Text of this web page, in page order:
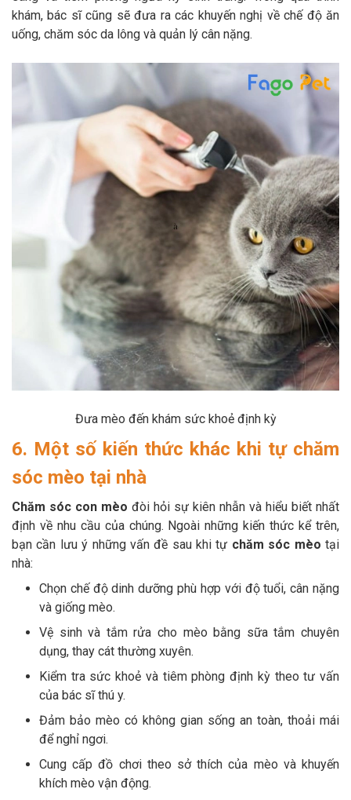
khám, bác sĩ cũng sẽ đưa ra các khuyến nghị về chế độ ăn
uống, chăm sóc da lông và quản lý cân nặng.
Đưa mèo đến khám sức khoẻ định kỳ
6. Một số kiến thức khác khi tự chăm
sóc mèo tại nhà
Chăm sóc con mèo đòi hỏi sự kiên nhẫn và hiểu biết nhất
định về nhu cầu của chúng. Ngoài những kiến thức kể trên,
bạn cần lưu ý những vấn đề sau khi tự chăm sóc mèo tại
nhà:
Chọn chế độ dinh dưỡng phù hợp với độ tuổi, cân nặng
và giống mèo.
Vệ sinh và tắm rửa cho mèo bằng sữa tắm chuyên
dụng, thay cát thường xuyên.
Kiểm tra sức khoẻ và tiêm phòng định kỳ theo tư vấn
của bác sĩ thú y.
Đảm bảo mèo có không gian sống an toàn, thoải mái
để nghỉ ngơi.
Cung cấp đồ chơi theo sở thích của mèo và khuyến
khích mèo vận động.